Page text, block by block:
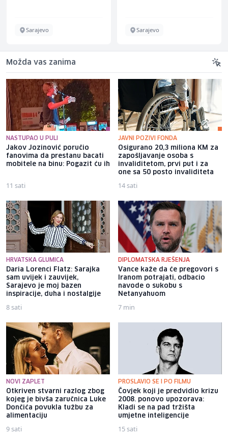
Sarajevo Sarajevo
Možda vas zanima
NASTUPAO U PULI
Jakov Jozinović poručio
fanovima da prestanu bacati
mobitele na binu: Pogazit ću ih
11 sati
JAVNI POZIVI FONDA
Osigurano 20,3 miliona KM za
zapošljavanje osoba s
invaliditetom, prvi put i za
one sa 50 posto invaliditeta
14 sati
HRVATSKA GLUMICA
Daria Lorenci Flatz: Sarajka
sam uvijek i zauvijek,
Sarajevo je moj bazen
inspiracije, duha i nostalgije
8 sati
DIPLOMATSKA RJEŠENJA
Vance kaže da će pregovori s
Iranom potrajati, odbacio
navode o sukobu s
Netanyahuom
7 min
NOVI ZAPLET
Otkriven stvarni razlog zbog
kojeg je bivša zaručnica Luke
Dončića povukla tužbu za
alimentaciju
9 sati
PROSLAVIO SE I PO FILMU
Čovjek koji je predvidio krizu
2008. ponovo upozorava:
Kladi se na pad tržišta
umjetne inteligencije
15 sati